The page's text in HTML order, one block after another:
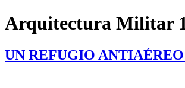
Arquitectura Militar
UN REFUGIO